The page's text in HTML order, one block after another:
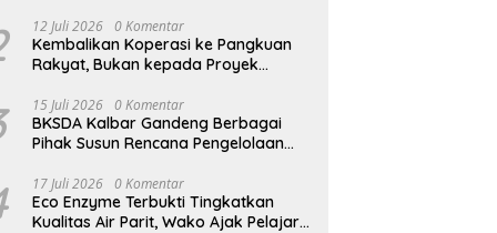
12 Juli 2026 0 Komentar
Kembalikan Koperasi ke Pangkuan
Rakyat, Bukan kepada Proyek
15 Juli 2026 0 Komentar
BKSDA Kalbar Gandeng Berbagai
Pihak Susun Rencana Pengelolaan
Karimata 2027-2036
17 Juli 2026 0 Komentar
Eco Enzyme Terbukti Tingkatkan
Kualitas Air Parit, Wako Ajak Pelajar